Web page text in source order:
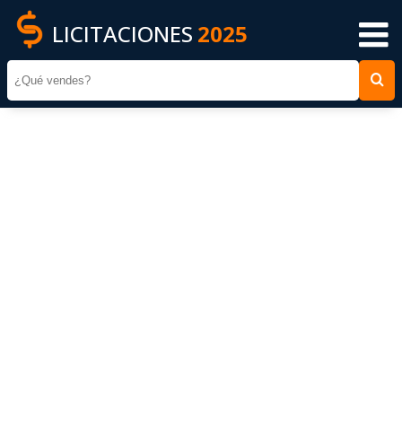
LICITACIONES 2025